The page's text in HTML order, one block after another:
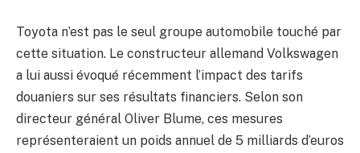
Toyota n’est pas le seul groupe automobile touché par
cette situation. Le constructeur allemand Volkswagen
a lui aussi évoqué récemment l’impact des tarifs
douaniers sur ses résultats financiers. Selon son
directeur général Oliver Blume, ces mesures
représenteraient un poids annuel de 5 milliards d’euros